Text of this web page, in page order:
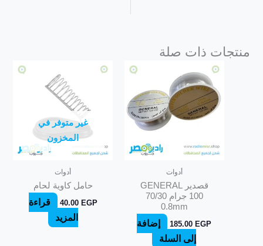
منتجات ذات صلة
أدوات
قصدير GENERAL
100 جرام 70/30
0.8mm
185.00 EGP
إضافة
إلى السلة
غير متوفر في
المخزون
أدوات
حامل كاوية لحام
40.00 EGP
قراءة
المزيد